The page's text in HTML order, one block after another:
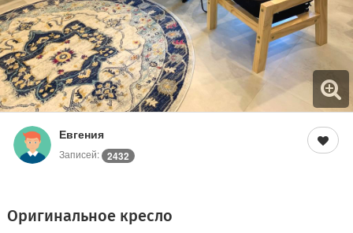
Евгения
Записей: 2432
Оригинальное кресло